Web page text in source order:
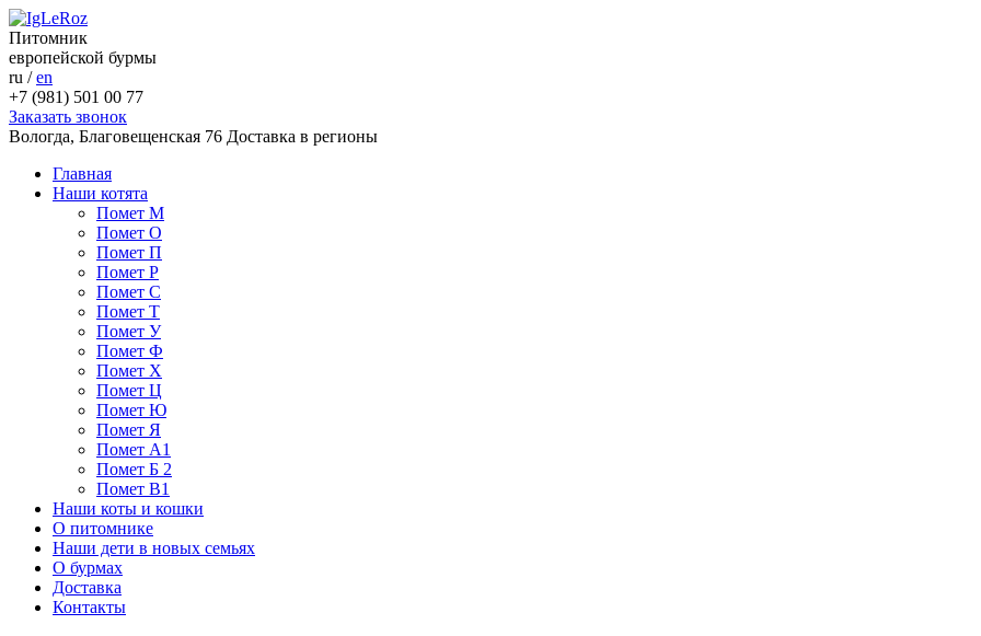
Питомник
европейской бурмы
ru /en
+7 (981) 501 00 77
Заказать звонок
Вологда, Благовещенская 76 Доставка в регионы
Главная
Наши котята
Помет М
Помет О
Помет П
Помет Р
Помет С
Помет Т
Помет У
Помет Ф
Помет Х
Помет Ц
Помет Ю
Помет Я
Помет A1
Помет Б 2
Помет В1
Наши коты и кошки
О питомнике
Наши дети в новых семьях
О бурмах
Доставка
Контакты